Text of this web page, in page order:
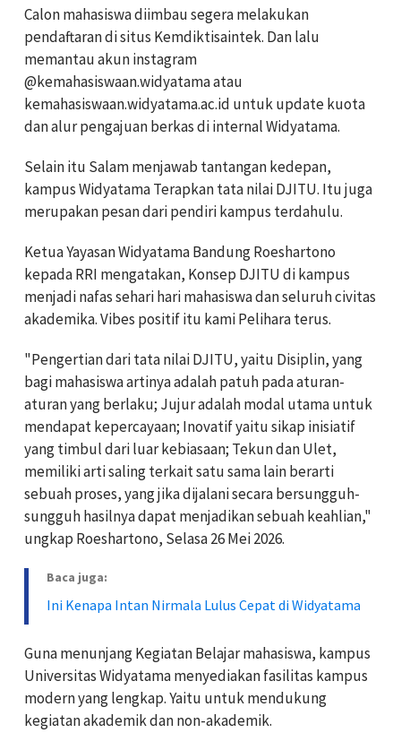
Calon mahasiswa diimbau segera melakukan
pendaftaran di situs Kemdiktisaintek. Dan lalu
memantau akun instagram
@kemahasiswaan.widyatama atau
kemahasiswaan.widyatama.ac.id untuk update kuota
dan alur pengajuan berkas di internal Widyatama.
Selain itu Salam menjawab tantangan kedepan,
kampus Widyatama Terapkan tata nilai DJITU. Itu juga
merupakan pesan dari pendiri kampus terdahulu.
Ketua Yayasan Widyatama Bandung Roeshartono
kepada RRI mengatakan, Konsep DJITU di kampus
menjadi nafas sehari hari mahasiswa dan seluruh civitas
akademika. Vibes positif itu kami Pelihara terus.
"Pengertian dari tata nilai DJITU, yaitu Disiplin, yang
bagi mahasiswa artinya adalah patuh pada aturan-
aturan yang berlaku; Jujur adalah modal utama untuk
mendapat kepercayaan; Inovatif yaitu sikap inisiatif
yang timbul dari luar kebiasaan; Tekun dan Ulet,
memiliki arti saling terkait satu sama lain berarti
sebuah proses, yang jika dijalani secara bersungguh-
sungguh hasilnya dapat menjadikan sebuah keahlian,"
ungkap Roeshartono, Selasa 26 Mei 2026.
Baca juga:
Ini Kenapa Intan Nirmala Lulus Cepat di Widyatama
Guna menunjang Kegiatan Belajar mahasiswa, kampus
Universitas Widyatama menyediakan fasilitas kampus
modern yang lengkap. Yaitu untuk mendukung
kegiatan akademik dan non-akademik.